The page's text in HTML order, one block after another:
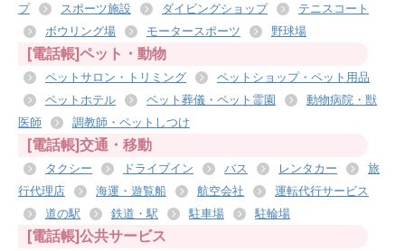
プ
スポーツ施設 ダイビングショップ
テニスコート
ボウリング場
モータースポーツ 野球場
[電話帳]ペット・動物
ペットサロン・トリミング
ペットショップ・ペット用品
ペットホテル
ペット葬儀・ペット霊園
動物病院・獣
医師
調教師・ペットしつけ
[電話帳]交通・移動
タクシー ドライブイン バス レンタカー
旅
行代理店
海運・遊覧船 航空会社
運転代行サービス
道の駅
鉄道・駅 駐車場 駐輪場
[電話帳]公共サービス